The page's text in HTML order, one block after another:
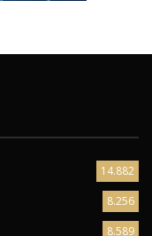
14.882
8.256
8.589